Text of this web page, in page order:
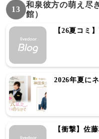
13
和泉彼方の萌え尽
館）
【26夏コミ
2026年夏に
【衝撃】佐